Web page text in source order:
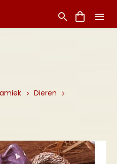
Dieren